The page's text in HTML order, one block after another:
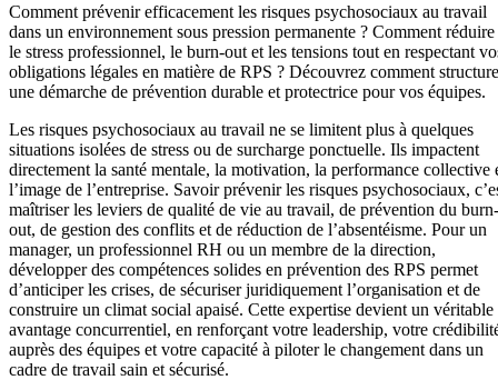
Comment prévenir efficacement les risques psychosociaux au travail
dans un environnement sous pression permanente ? Comment réduire
le stress professionnel, le burn-out et les tensions tout en respectant
obligations légales en matière de RPS ? Découvrez comment
une démarche de prévention durable et protectrice pour vos équipes.
Les risques psychosociaux au travail ne se limitent plus à quelques
situations isolées de stress ou de surcharge ponctuelle. Ils impactent
directement la santé mentale, la motivation, la performance collective
l’image de l’entreprise. Savoir prévenir les risques psychosociaux,
maîtriser les leviers de qualité de vie au travail, de prévention du burn-
out, de gestion des conflits et de réduction de l’absentéisme. Pour un
manager, un professionnel RH ou un membre de la direction,
développer des compétences solides en prévention des RPS permet
d’anticiper les crises, de sécuriser juridiquement l’organisation et de
construire un climat social apaisé. Cette expertise devient un véritable
avantage concurrentiel, en renforçant votre leadership, votre
auprès des équipes et votre capacité à piloter le changement dans un
cadre de travail sain et sécurisé.